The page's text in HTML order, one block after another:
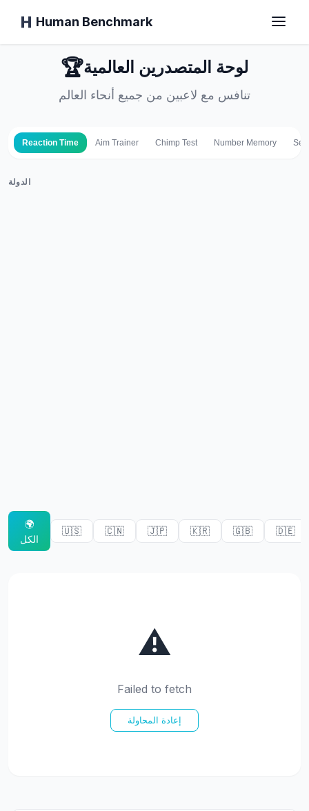
Human Benchmark
الرئيسية
وقت الاستجابة
بحث الرموز
🏆لوحة المتصدرين العالمية
تنافس مع لاعبين من جميع أنحاء العالم
Reaction Time Aim Trainer Chimp Test Number Memory
الدولة
🌍
الكل
🇺🇸 🇨🇳 🇯🇵 🇰🇷 🇬🇧 🇩🇪
⚠️
Failed to fetch
إعادة المحاولة